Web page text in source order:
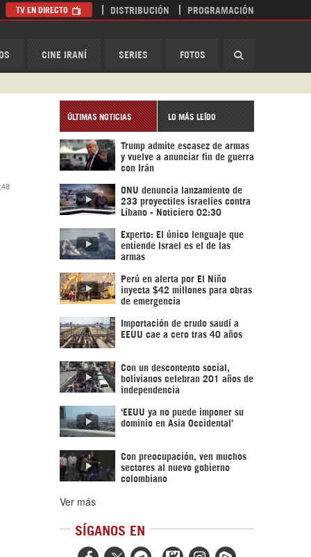
CINE IRANÍ SERIES FOTOS
TV EN DIRECTO DISTRIBUCIÓN PROGRAMACIÓN
ÚLTIMAS NOTICIAS LO MÁS LEÍDO
Trump admite escasez de armas
y vuelve a anunciar fin de guerra
con Irán
ONU denuncia lanzamiento de
233 proyectiles israelíes contra
Líbano - Noticiero 02:30
Experto: El único lenguaje que
entiende Israel es el de las
armas
Perú en alerta por El Niño
inyecta $42 millones para obras
de emergencia
Importación de crudo saudí a
EEUU cae a cero tras 40 años
Con un descontento social,
bolivianos celebran 201 años de
independencia
‘EEUU ya no puede imponer su
dominio en Asia Occidental’
Con preocupación, ven muchos
sectores al nuevo gobierno
colombiano
Ver más
SÍGANOS EN